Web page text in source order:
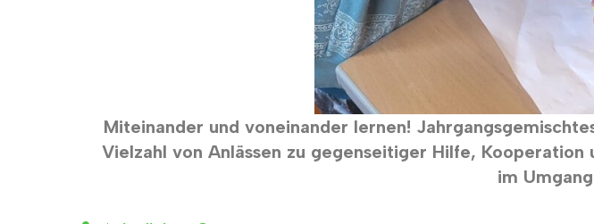
Miteinander und voneinander lernen!
Vielzahl von Anlässen zu gegenseitiger Hilfe,
im